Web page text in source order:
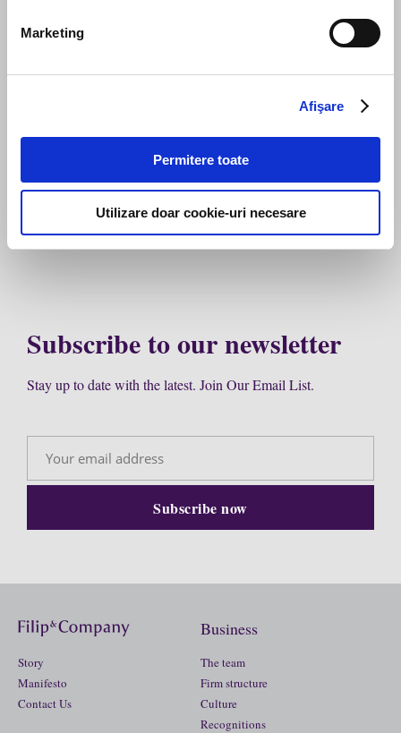
Marketing
Afişare
Permitere toate
Utilizare doar cookie-uri necesare
Subscribe to our newsletter
Stay up to date with the latest. Join Our Email List.
Story
Manifesto
Contact Us
Business
The team
Firm structure
Culture
Recognitions